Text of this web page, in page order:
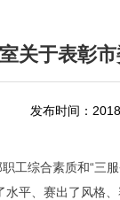
关于表彰
发布时间：
工综合素质和“三
平、赛出了风格